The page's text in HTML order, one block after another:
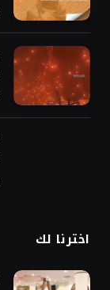
اخترنا لك